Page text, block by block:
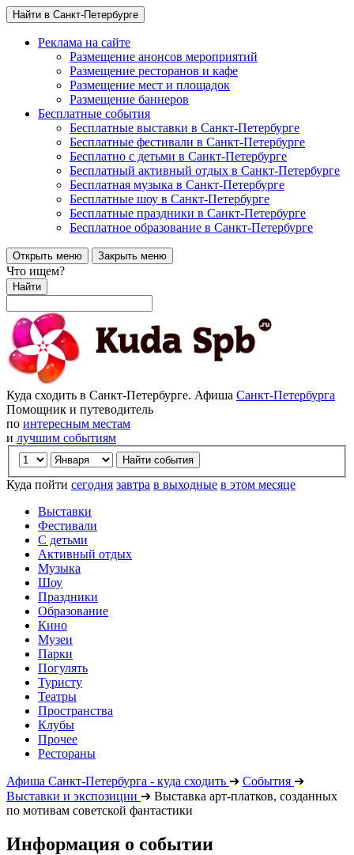
Найти в Санкт-Петербурге
Реклама на сайте
Размещение анонсов мероприятий
Размещение ресторанов и кафе
Размещение мест и площадок
Размещение баннеров
Бесплатные события
Бесплатные выставки в Санкт-Петербурге
Бесплатные фестивали в Санкт-Петербурге
Бесплатно с детьми в Санкт-Петербурге
Бесплатный активный отдых в Санкт-Петербурге
Бесплатная музыка в Санкт-Петербурге
Бесплатные шоу в Санкт-Петербурге
Бесплатные праздники в Санкт-Петербурге
Бесплатное образование в Санкт-Петербурге
Открыть меню Закрыть меню
Что ищем?
Найти
Куда сходить в Санкт-Петербурге. Афиша Санкт-Петербурга
Помощник и путеводитель
по интересным местам
и лучшим событиям
Куда пойти сегодня завтра в выходные в этом месяце
Выставки
Фестивали
С детьми
Активный отдых
Музыка
Шоу
Праздники
Образование
Кино
Музеи
Парки
Погулять
Туристу
Театры
Пространства
Клубы
Прочее
Рестораны
Афиша Санкт-Петербурга - куда сходить ➔ События ➔
Выставки и экспозиции ➔ Выставка арт-платков, созданных
по мотивам советской фантастики
Информация о событии